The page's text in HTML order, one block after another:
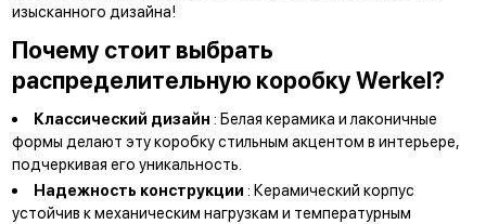
изысканного дизайна!
Почему стоит выбрать
распределительную коробку Werkel?
Классический дизайн: Белая керамика и лаконичные
формы делают эту коробку стильным акцентом в интерьере,
подчеркивая его уникальность.
Надежность конструкции: Керамический корпус
устойчив к механическим нагрузкам и температурным